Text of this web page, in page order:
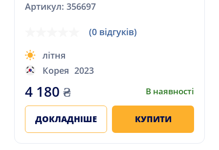
Артикул: 356697
(0 відгуків)
літня
Корея 2023
4 180 ₴ В наявності
ДОКЛАДНІШЕ КУПИТИ